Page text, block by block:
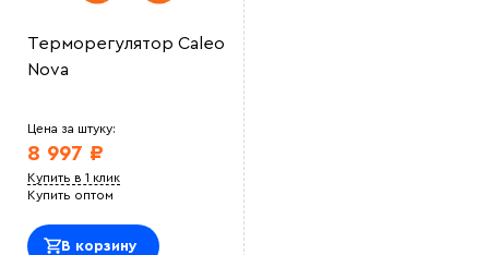
Терморегулятор Caleo
Nova
Цена за штуку:
8 997 ₽
Купить в 1 клик
Купить оптом
В корзину